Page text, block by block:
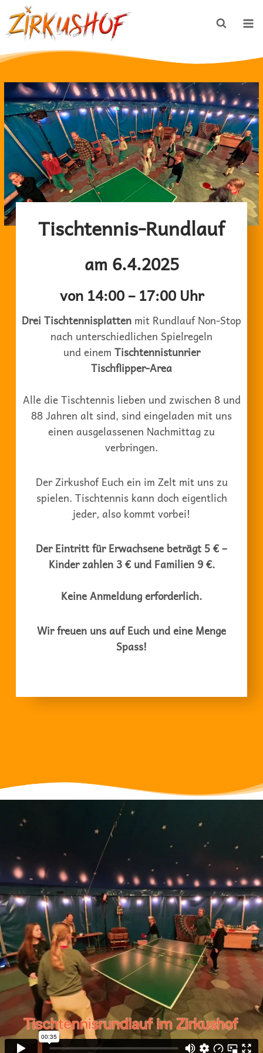
Inhalt
springen
Tischtennis-Rundlauf
am 6.4.2025
von 14:00 – 17:00 Uhr
Drei Tischtennisplatten mit Rundlauf Non-Stop
nach unterschiedlichen Spielregeln
und einem Tischtennistunrier
Tischflipper-Area
Alle die Tischtennis lieben und zwischen 8 und
88 Jahren alt sind, sind eingeladen mit uns
einen ausgelassenen Nachmittag zu
verbringen.
Der Zirkushof Euch ein im Zelt mit uns zu
spielen. Tischtennis kann doch eigentlich
jeder, also kommt vorbei!
Der Eintritt für Erwachsene beträgt 5 € –
Kinder zahlen 3 € und Familien 9 €.
Keine Anmeldung erforderlich.
Wir freuen uns auf Euch und eine Menge
Spass!